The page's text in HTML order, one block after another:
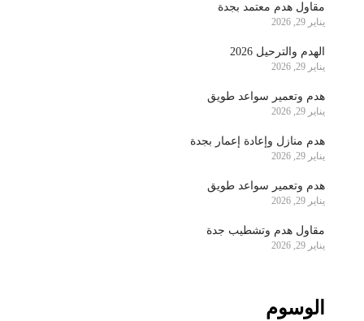
مقاول هدم معتمد بجدة
يناير 29, 2026
الهدم والترحيل 2026
يناير 29, 2026
هدم وتعمير سواعد طويق
يناير 29, 2026
هدم منازل وإعادة إعمار بجدة
يناير 29, 2026
هدم وتعمير سواعد طويق
يناير 29, 2026
مقاول هدم وتشطيب جدة
يناير 29, 2026
الوسوم